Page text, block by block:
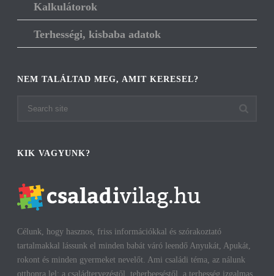
Kalkulátorok
Terhességi, kisbaba adatok
NEM TALÁLTAD MEG, AMIT KERESEL?
KIK VAGYUNK?
Célunk, hogy hasznos, friss információkkal és szórakoztató
tartalmakkal lássunk el minden babát váró leendő Anyukát, Apukát,
rokont és minden gyermeket nevelőt. Ami családi téma, az nálunk
otthonra lel: a családtervezéstől, teherbeeséstől, a terhesség izgalmas